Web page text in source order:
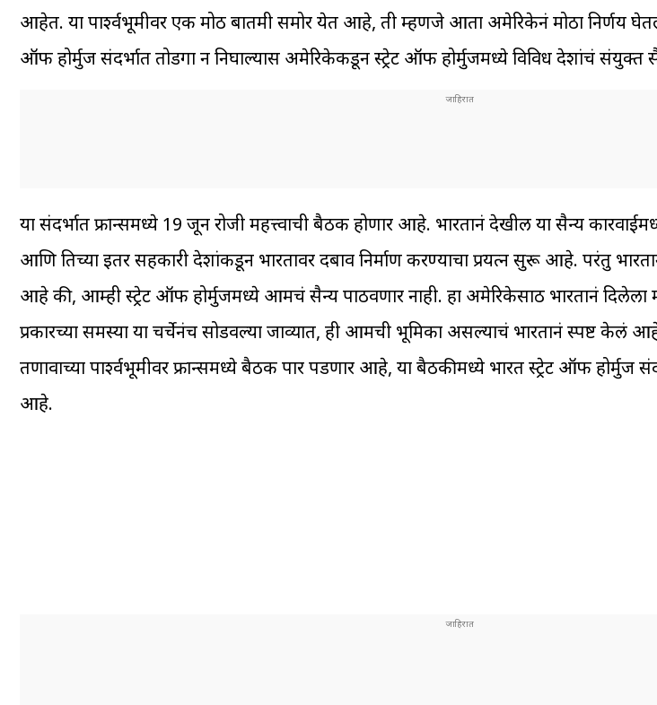
आहेत. या पार्श्वभूमीवर एक मोठी बातमी समोर येत आहे, ती म्हणजे आता अमेरिकेनं मोठा निर्णय
ऑफ होर्मुज संदर्भात तोडगा न निघाल्यास अमेरिकेकडून स्ट्रेट ऑफ होर्मुजमध्ये विविध देशांचं
या संदर्भात फ्रान्समध्ये 19 जून रोजी महत्त्वाची बैठक होणार आहे. भारतानं देखील या सैन्य
आणि तिच्या इतर सहकारी देशांकडून भारतावर दबाव निर्माण करण्याचा प्रयत्न सुरू आहे. परंतु
आहे की, आम्ही स्ट्रेट ऑफ होर्मुजमध्ये आमचं सैन्य पाठवणार नाही. हा अमेरिकेसाठी भारतानं
प्रकारच्या समस्या या चर्चेनंच सोडवल्या जाव्यात, ही आमची भूमिका असल्याचं भारतानं स्पष्ट केलं
तणावाच्या पार्श्वभूमीवर फ्रान्समध्ये बैठक पार पडणार आहे, या बैठकीमध्ये भारत स्ट्रेट ऑफ होर्मुज
आहे.